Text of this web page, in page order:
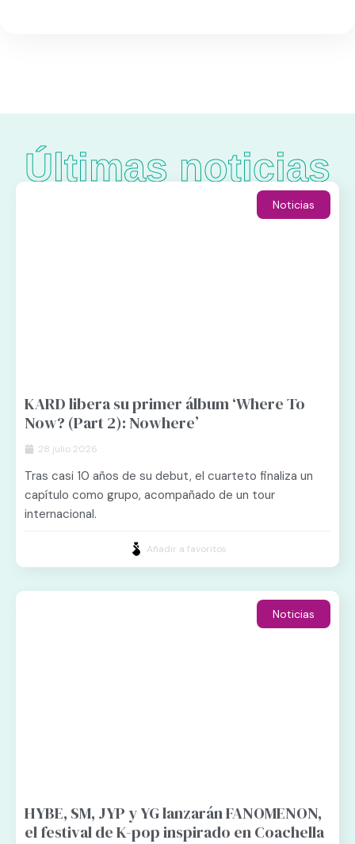
Últimas noticias
Noticias
KARD libera su primer álbum ‘Where To
Now? (Part 2): Nowhere’
28 julio 2026
Tras casi 10 años de su debut, el cuarteto finaliza un
capítulo como grupo, acompañado de un tour
internacional.
Añadir a favoritos
Noticias
HYBE, SM, JYP y YG lanzarán FANOMENON,
el festival de K-pop inspirado en Coachella